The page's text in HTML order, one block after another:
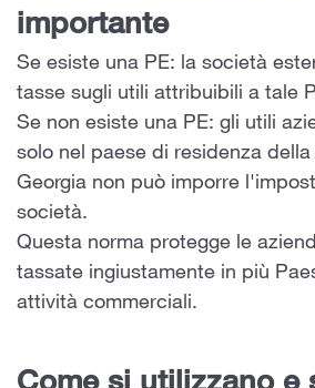
importante
Se esiste una PE: la società
tasse sugli utili attribuibili a tale
Se non esiste una PE: gli utili
solo nel paese di residenza
Georgia non può imporre
società.
Questa norma protegge le
tassate ingiustamente in più
attività commerciali.